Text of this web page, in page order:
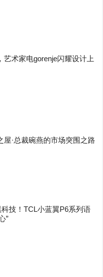
艺术家电gorenje闪耀设计上
屋·总裁碗燕的市场突围之路
科技！TCL小蓝翼P6系列语
”